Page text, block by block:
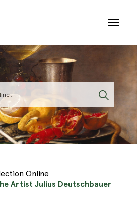
Online
Artist Julius Deutschbauer